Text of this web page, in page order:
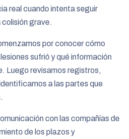
real cuando intenta seguir
grave.
por conocer cómo
sufrió y qué información
Luego revisamos registros,
a las partes que
con las compañías de
de los plazos y